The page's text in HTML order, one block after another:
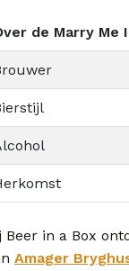
de Marry Me
Beer in a Box
Amager